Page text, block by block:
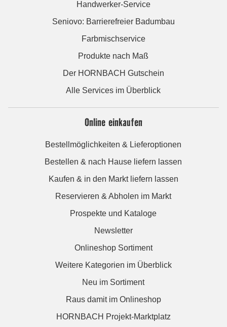
Handwerker-Service
Seniovo: Barrierefreier Badumbau
Farbmischservice
Produkte nach Maß
Der HORNBACH Gutschein
Alle Services im Überblick
Online einkaufen
Bestellmöglichkeiten & Lieferoptionen
Bestellen & nach Hause liefern lassen
Kaufen & in den Markt liefern lassen
Reservieren & Abholen im Markt
Prospekte und Kataloge
Newsletter
Onlineshop Sortiment
Weitere Kategorien im Überblick
Neu im Sortiment
Raus damit im Onlineshop
HORNBACH Projekt-Marktplatz